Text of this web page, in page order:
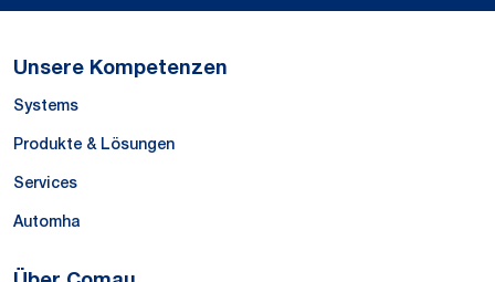
Unsere Kompetenzen
Systems
Produkte & Lösungen
Services
Automha